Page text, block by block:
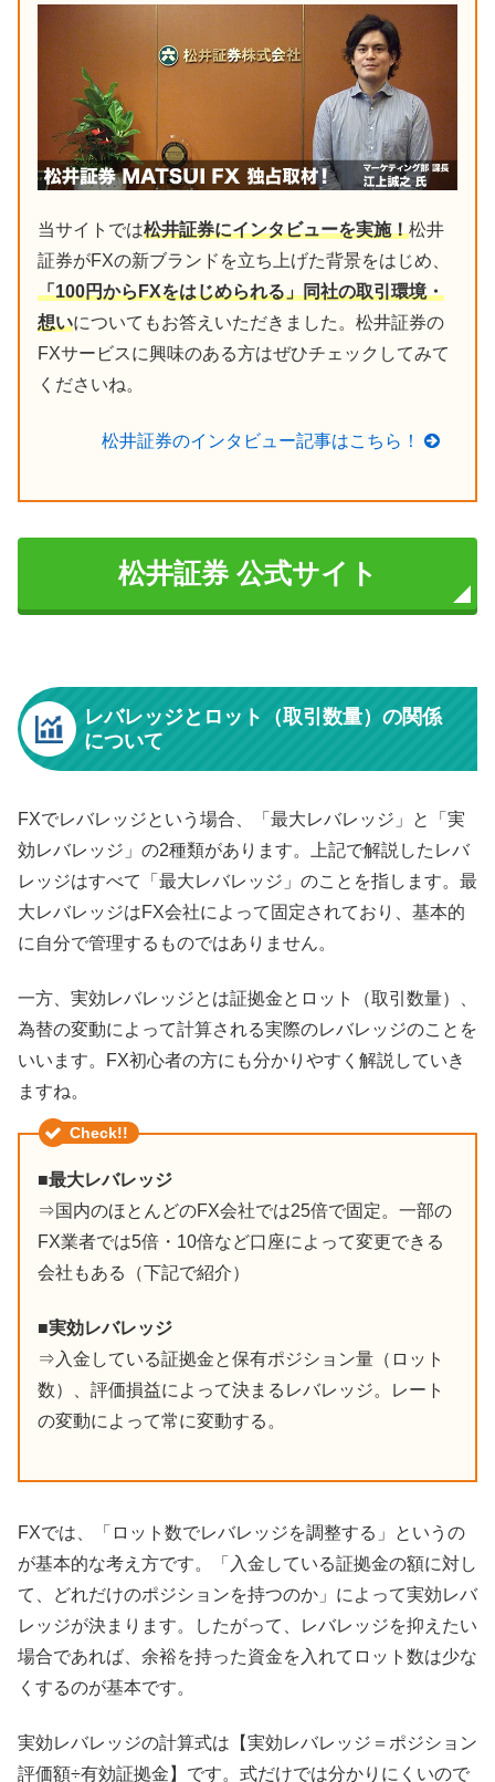
当サイトでは松井証券にインタビューを実施！松井
証券がFXの新ブランドを立ち上げた背景をはじめ、
「100円からFXをはじめられる」同社の取引環境・
想いについてもお答えいただきました。松井証券の
FXサービスに興味のある方はぜひチェックしてみて
くださいね。
松井証券のインタビュー記事はこちら！
松井証券 公式サイト
レバレッジとロット（取引数量）の関係
について
FXでレバレッジという場合、「最大レバレッジ」と「実
効レバレッジ」の2種類があります。上記で解説したレバ
レッジはすべて「最大レバレッジ」のことを指します。最
大レバレッジはFX会社によって固定されており、基本的
に自分で管理するものではありません。
一方、実効レバレッジとは証拠金とロット（取引数量）、
為替の変動によって計算される実際のレバレッジのことを
いいます。FX初心者の方にも分かりやすく解説していき
ますね。
Check!!
■最大レバレッジ
⇒国内のほとんどのFX会社では25倍で固定。一部の
FX業者では5倍・10倍など口座によって変更できる
会社もある（下記で紹介）
■実効レバレッジ
⇒入金している証拠金と保有ポジション量（ロット
数）、評価損益によって決まるレバレッジ。レート
の変動によって常に変動する。
FXでは、「ロット数でレバレッジを調整する」というの
が基本的な考え方です。「入金している証拠金の額に対し
て、どれだけのポジションを持つのか」によって実効レバ
レッジが決まります。したがって、レバレッジを抑えたい
場合であれば、余裕を持った資金を入れてロット数は少な
くするのが基本です。
実効レバレッジの計算式は【実効レバレッジ＝ポジション
評価額÷有効証拠金】です。式だけでは分かりにくいので